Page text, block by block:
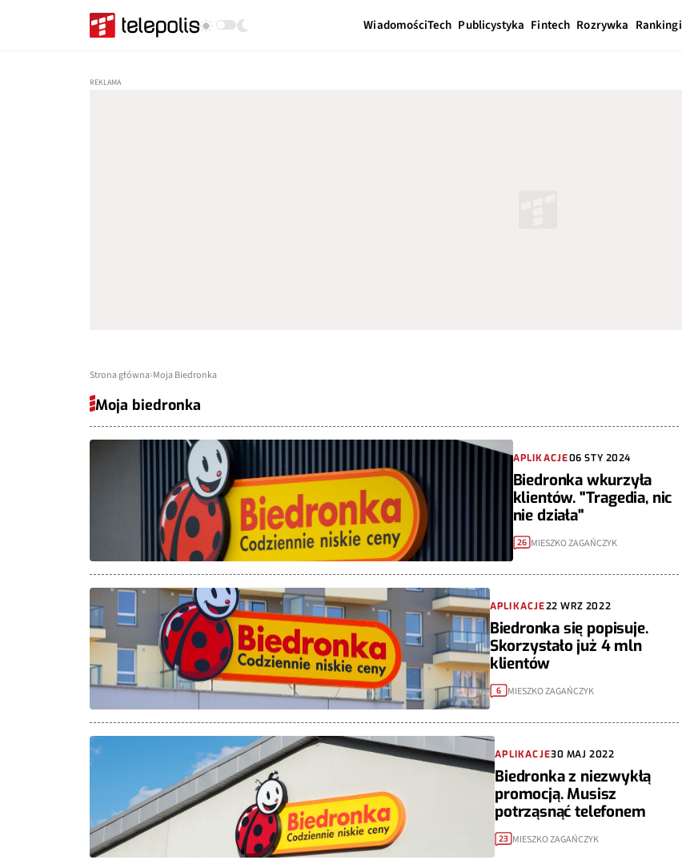
WiadomościTech Publicystyka Fintech Rozrywka Rankingi
Strona główna Moja Biedronka
Moja biedronka
APLIKACJE06 STY 2024
Biedronka wkurzyła
klientów. "Tragedia, nic
nie działa"
26 MIESZKO ZAGAŃCZYK
APLIKACJE22 WRZ 2022
Biedronka się popisuje.
Skorzystało już 4 mln
klientów
6 MIESZKO ZAGAŃCZYK
APLIKACJE30 MAJ 2022
Biedronka z niezwykłą
promocją. Musisz
potrząsnąć telefonem
23 MIESZKO ZAGAŃCZYK